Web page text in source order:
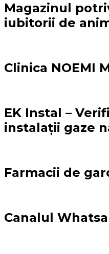
Magazinul
iubitorii de
Clinica NOEMI
EK Instal –
instalații gaze
Farmacii de
Canalul